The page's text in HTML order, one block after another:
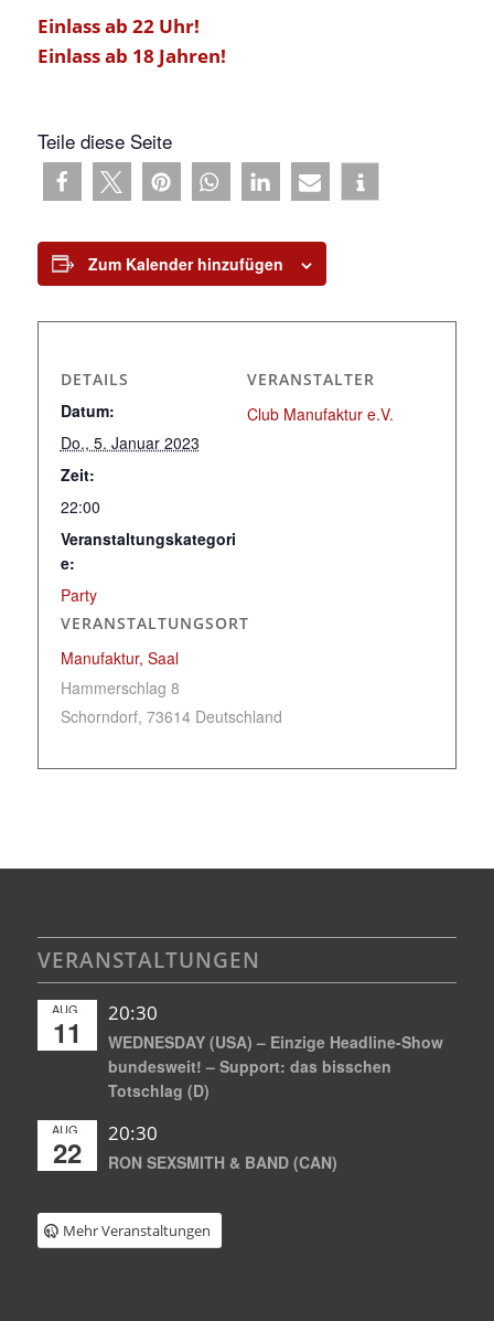
Einlass ab 22 Uhr!
Einlass ab 18 Jahren!
Teile diese Seite
Zum Kalender hinzufügen
DETAILS
Datum:
Do., 5. Januar 2023
Zeit:
22:00
Veranstaltungskategori
e:
Party
VERANSTALTUNGSORT
Manufaktur, Saal
Hammerschlag 8
Schorndorf, 73614 Deutschland
VERANSTALTER
Club Manufaktur e.V.
VERANSTALTUNGEN
AUG.
11
20:30
WEDNESDAY (USA) – Einzige Headline-Show
bundesweit! – Support: das bisschen
Totschlag (D)
AUG.
22
20:30
RON SEXSMITH & BAND (CAN)
Mehr Veranstaltungen